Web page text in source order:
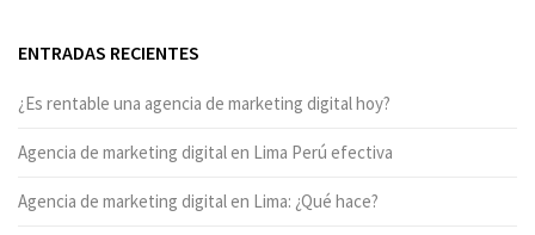
ENTRADAS RECIENTES
¿Es rentable una agencia de marketing digital hoy?
Agencia de marketing digital en Lima Perú efectiva
Agencia de marketing digital en Lima: ¿Qué hace?